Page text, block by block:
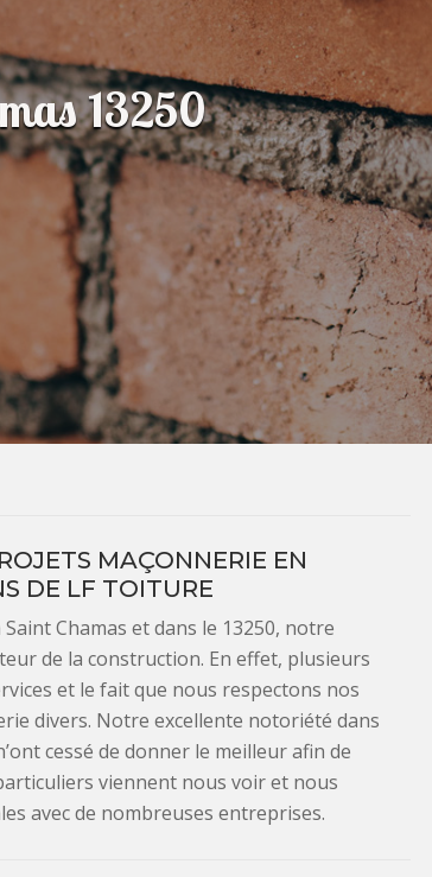
13250
MAÇONNERIE EN
DE LF TOITURE
Chamas et dans le 13250, notre
de la construction. En effet, plusieurs
et le fait que nous respectons nos
divers. Notre excellente notoriété dans
cessé de donner le meilleur afin de
viennent nous voir et nous
avec de nombreuses entreprises.